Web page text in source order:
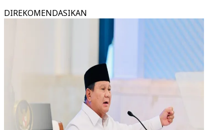
DIREKOMENDASIKAN